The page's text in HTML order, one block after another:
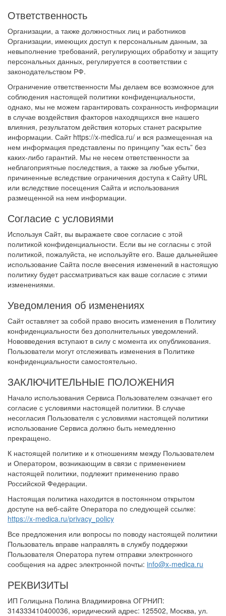
Ответственность
Организации, а также должностных лиц и работников
Организации, имеющих доступ к персональным данным, за
невыполнение требований, регулирующих обработку и защиту
персональных данных, регулируется в соответствии с
законодательством РФ.
Ограничение ответственности Мы делаем все возможное для
соблюдения настоящей политики конфиденциальности,
однако, мы не можем гарантировать сохранность информации
в случае воздействия факторов находящихся вне нашего
влияния, результатом действия которых станет раскрытие
информации. Сайт https://x-medica.ru/ и вся размещенная на
нем информация представлены по принципу "как есть” без
каких-либо гарантий. Мы не несем ответственности за
неблагоприятные последствия, а также за любые убытки,
причиненные вследствие ограничения доступа к Сайту URL
или вследствие посещения Сайта и использования
размещенной на нем информации.
Согласие с условиями
Используя Сайт, вы выражаете свое согласие с этой
политикой конфиденциальности. Если вы не согласны с этой
политикой, пожалуйста, не используйте его. Ваше дальнейшее
использование Сайта после внесения изменений в настоящую
политику будет рассматриваться как ваше согласие с этими
изменениями.
Уведомления об изменениях
Сайт оставляет за собой право вносить изменения в Политику
конфиденциальности без дополнительных уведомлений.
Нововведения вступают в силу с момента их опубликования.
Пользователи могут отслеживать изменения в Политике
конфиденциальности самостоятельно.
ЗАКЛЮЧИТЕЛЬНЫЕ ПОЛОЖЕНИЯ
Начало использования Сервиса Пользователем означает его
согласие с условиями настоящей политики. В случае
несогласия Пользователя с условиями настоящей политики
использование Сервиса должно быть немедленно
прекращено.
К настоящей политике и к отношениям между Пользователем
и Оператором, возникающим в связи с применением
настоящей политики, подлежит применению право
Российской Федерации.
Настоящая политика находится в постоянном открытом
доступе на веб-сайте Оператора по следующей ссылке:
https://x-medica.ru/privacy_policy
Все предложения или вопросы по поводу настоящей политики
Пользователь вправе направлять в службу поддержки
Пользователя Оператора путем отправки электронного
сообщения на адрес электронной почты: info@x-medica.ru
РЕКВИЗИТЫ
ИП Голицына Полина Владимировна ОГРНИП:
314333410400036, юридический адрес: 125502, Москва, ул.